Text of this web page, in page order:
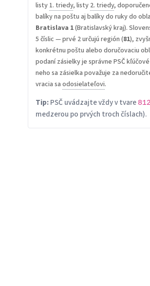
listy 1. triedy, listy 2. triedy,
balíky na poštu aj balíky do ruky do
Bratislava 1(Bratislavský kraj).
5 číslic — prvé 2 určujú región (81),
konkrétnu poštu alebo doručovaciu
podaní zásielky je správne PSČ
neho sa zásielka považuje za
vracia sa odosielateľovi.
Tip:PSČ uvádzajte vždy v tvare
medzerou po prvých troch číslach).